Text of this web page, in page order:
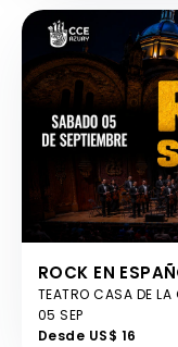
ROCK EN
TEATRO CASA DE LA
05 SEP
Desde US$ 16